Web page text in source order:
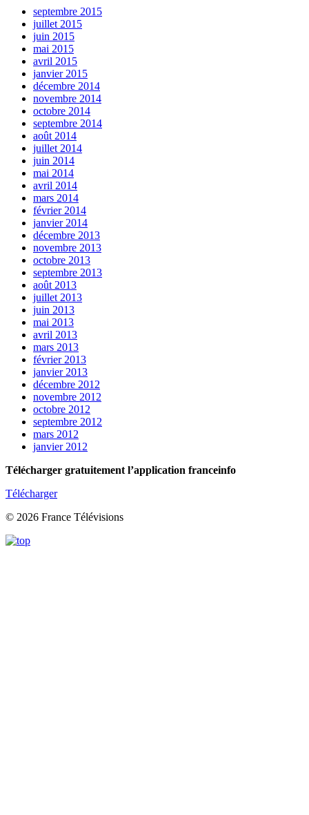
septembre 2015
juillet 2015
juin 2015
mai 2015
avril 2015
janvier 2015
décembre 2014
novembre 2014
octobre 2014
septembre 2014
août 2014
juillet 2014
juin 2014
mai 2014
avril 2014
mars 2014
février 2014
janvier 2014
décembre 2013
novembre 2013
octobre 2013
septembre 2013
août 2013
juillet 2013
juin 2013
mai 2013
avril 2013
mars 2013
février 2013
janvier 2013
décembre 2012
novembre 2012
octobre 2012
septembre 2012
mars 2012
janvier 2012
Télécharger gratuitement l’application franceinfo
Télécharger
© 2026 France Télévisions